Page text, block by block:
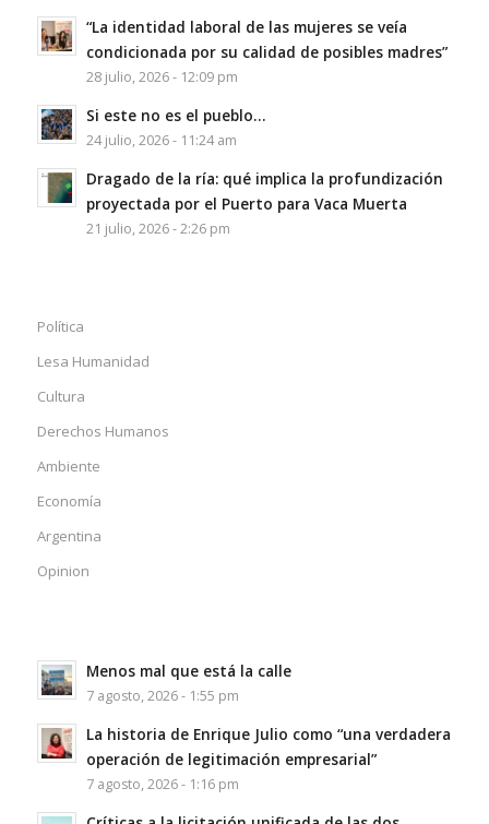
“La identidad laboral de las mujeres se veía
condicionada por su calidad de posibles madres”
28 julio, 2026 - 12:09 pm
Si este no es el pueblo…
24 julio, 2026 - 11:24 am
Dragado de la ría: qué implica la profundización
proyectada por el Puerto para Vaca Muerta
21 julio, 2026 - 2:26 pm
Política
Lesa Humanidad
Cultura
Derechos Humanos
Ambiente
Economía
Argentina
Opinion
Menos mal que está la calle
7 agosto, 2026 - 1:55 pm
La historia de Enrique Julio como “una verdadera
operación de legitimación empresarial”
7 agosto, 2026 - 1:16 pm